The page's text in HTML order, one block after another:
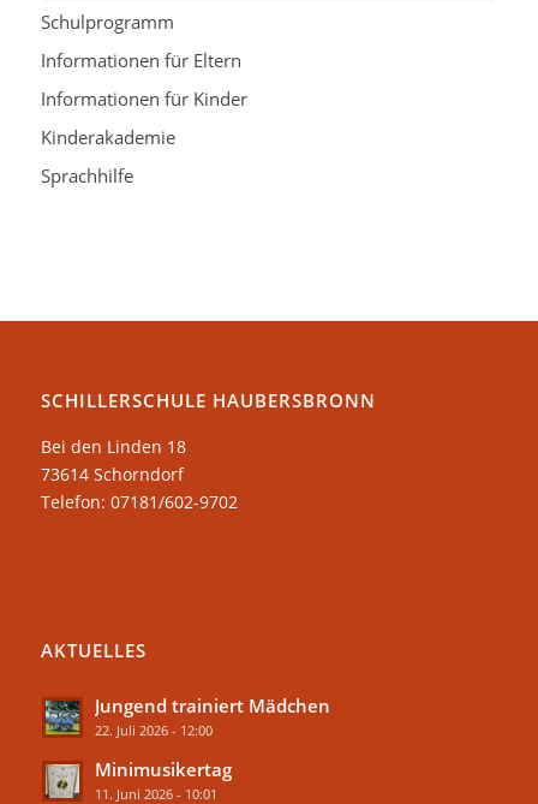
Schulprogramm
Informationen für Eltern
Informationen für Kinder
Kinderakademie
Sprachhilfe
SCHILLERSCHULE HAUBERSBRONN
Bei den Linden 18
73614 Schorndorf
Telefon: 07181/602-9702
AKTUELLES
Jungend trainiert Mädchen
22. Juli 2026 - 12:00
Minimusikertag
11. Juni 2026 - 10:01